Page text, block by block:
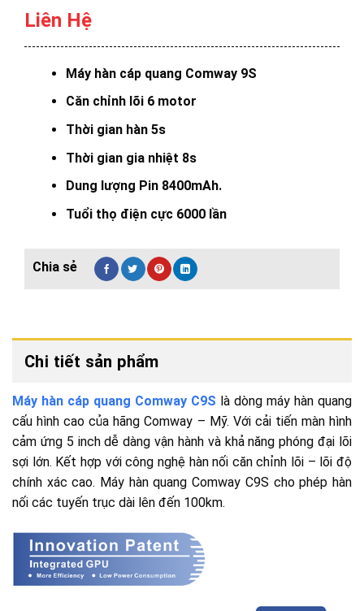
Liên Hệ
Máy hàn cáp quang Comway 9S
Căn chỉnh lõi 6 motor
Thời gian hàn 5s
Thời gian gia nhiệt 8s
Dung lượng Pin 8400mAh.
Tuổi thọ điện cực 6000 lần
Chi tiết sản phẩm
Máy hàn cáp quang Comway C9S là dòng máy hàn quang
cấu hình cao của hãng Comway – Mỹ. Với cải tiến màn hình
cảm ứng 5 inch dễ dàng vận hành và khả năng phóng đại lõi
sợi lớn. Kết hợp với công nghệ hàn nối căn chỉnh lõi – lõi độ
chính xác cao. Máy hàn quang Comway C9S cho phép hàn
nối các tuyến trục dài lên đến 100km.